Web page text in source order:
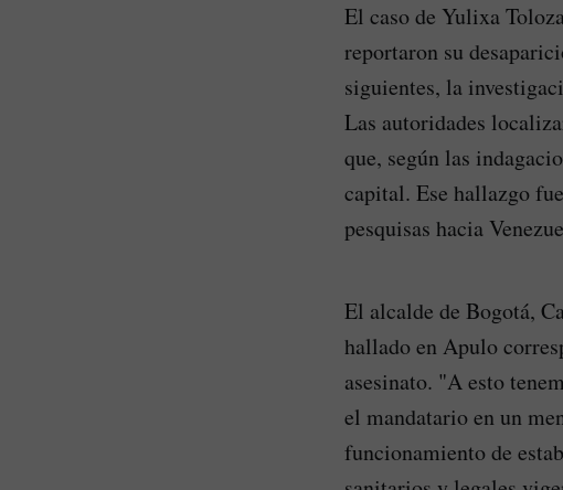
El caso de Yulixa
reportaron su
siguientes, la
Las autoridades
que, según las
capital. Ese hallazgo
pesquisas hacia
El alcalde de Bogotá,
hallado en Apulo
asesinato. "A esto
el mandatario en un
funcionamiento de